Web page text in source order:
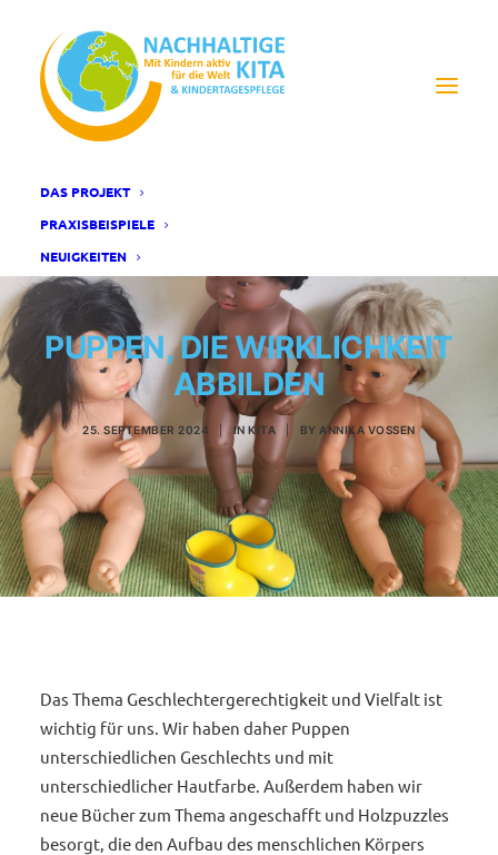
DAS PROJEKT
PRAXISBEISPIELE
NEUIGKEITEN
PUPPEN, DIE WIRKLICHKEIT
ABBILDEN
25. SEPTEMBER 2024 | INKITA BY ANNIKA VOSSEN
Das Thema Geschlechtergerechtigkeit und Vielfalt ist
wichtig für uns. Wir haben daher Puppen
unterschiedlichen Geschlechts und mit
unterschiedlicher Hautfarbe. Außerdem haben wir
neue Bücher zum Thema angeschafft und Holzpuzzles
besorgt, die den Aufbau des menschlichen Körpers